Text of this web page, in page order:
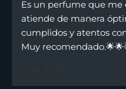
Es un perfume que
atiende de manera
cumplidos y atentos
Muy